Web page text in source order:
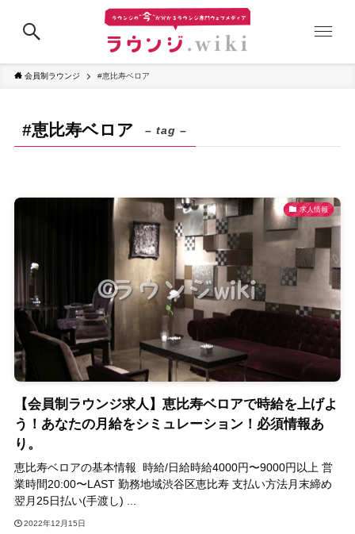
会員制ラウンジ #恵比寿ベロア
#恵比寿ベロア – tag –
求人情報
【会員制ラウンジ求人】恵比寿ベロアで時給を上げよ
う！あなたの月給をシミュレーション！必須情報あ
り。
恵比寿ベロアの基本情報 時給/日給時給4000円〜9000円以上 営
業時間20:00〜LAST 勤務地域渋谷区恵比寿 支払い方法月末締め
翌月25日払い(手渡し) ...
2022年12月15日